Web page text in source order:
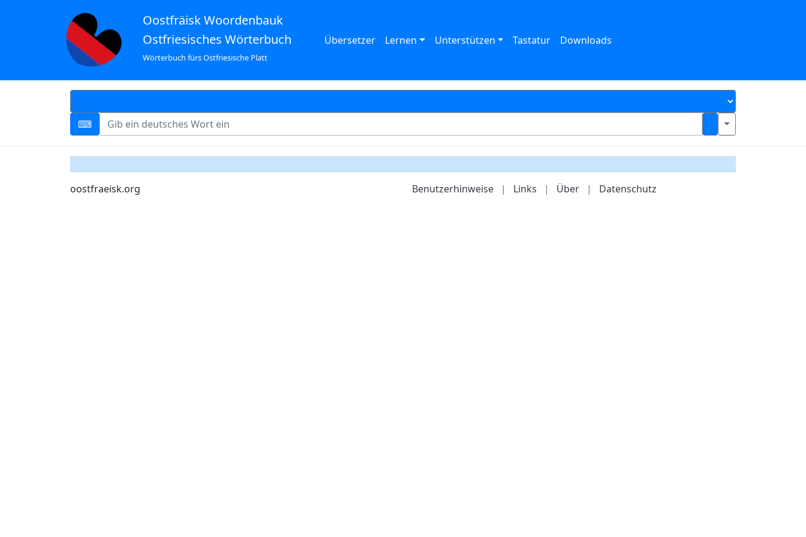
Oostfräisk Woordenbauk
Ostfriesisches Wörterbuch
Wörterbuch fürs Ostfriesische Platt
Übersetzer Lernen Unterstützen Tastatur Downloads
oostfraeisk.org Benutzerhinweise | Links | Über | Datenschutz